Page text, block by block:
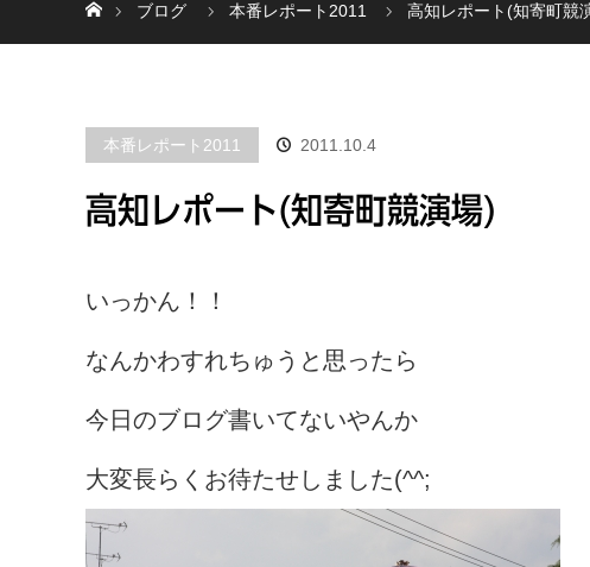
ブログ
本番レポート2011 高知レポート(知寄町競
本番レポート2011 2011.10.4
高知レポート(知寄町競演場)
いっかん！！
なんかわすれちゅうと思ったら
今日のブログ書いてないやんか
大変長らくお待たせしました(^^;